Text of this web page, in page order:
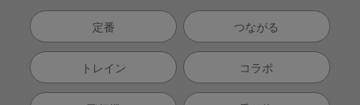
定番 つながる
トレイン コラボ